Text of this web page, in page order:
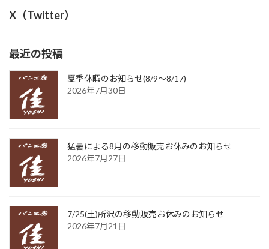
X（Twitter）
最近の投稿
夏季休暇のお知らせ(8/9〜8/17)
2026年7月30日
猛暑による8月の移動販売お休みのお知らせ
2026年7月27日
7/25(土)所沢の移動販売お休みのお知らせ
2026年7月21日